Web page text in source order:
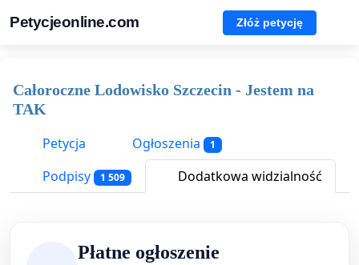
Petycjeonline.com Złóż petycję
Całoroczne Lodowisko Szczecin - Jestem na
TAK
Petycja
Ogłoszenia 1
Podpisy 1 509 Dodatkowa widzialność
Płatne ogłoszenie